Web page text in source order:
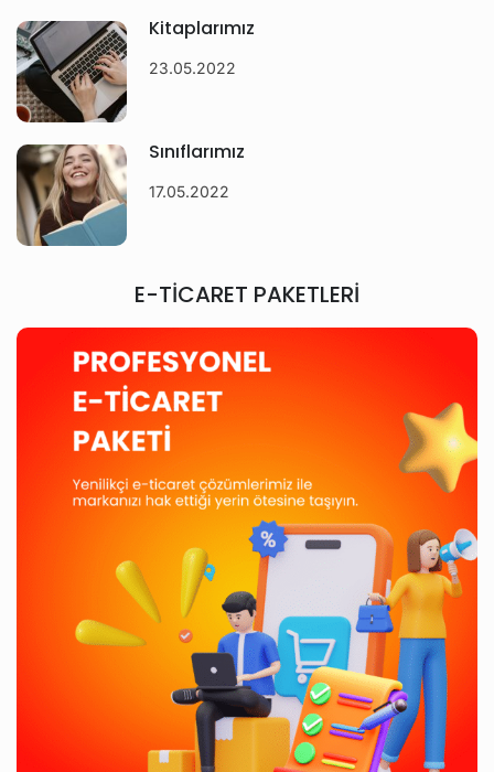
Kitaplarımız
23.05.2022
Sınıflarımız
17.05.2022
E-TİCARET PAKETLERİ